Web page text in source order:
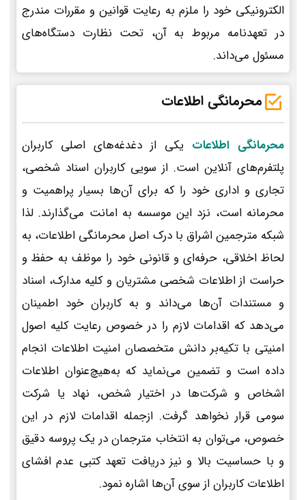
الکترونیکی خود را ملزم به رعایت قوانین و مقررات مندرج
در تعهدنامه مربوط به آن، تحت نظارت دستگاه‌های
مسئول می‌داند.
محرمانگی اطلاعات
محرمانگی اطلاعات یکی از دغدغه‌های اصلی کاربران
پلتفرم‌های آنلاین است. از سویی کاربران اسناد شخصی،
تجاری و اداری خود را که برای آن‌ها بسیار پراهمیت و
محرمانه است، نزد این موسسه به امانت می‌گذارند. لذا
شبکه مترجمین اشراق با درک اصل محرمانگی اطلاعات، به
لحاظ اخلاقی، حرفه‌ای و قانونی خود را موظف به حفظ و
حراست از اطلاعات شخصی مشتریان و کلیه مدارک، اسناد
و مستندات آن‌ها می‌داند و به کاربران خود اطمینان
می‌دهد که اقدامات لازم را در خصوص رعایت کلیه اصول
امنیتی با تکیه‌بر دانش متخصصان امنیت اطلاعات انجام
داده است و تضمین می‌نماید که به‌هیچ‌عنوان اطلاعات
اشخاص و شرکت‌ها در اختیار شخص، نهاد یا شرکت
سومی قرار نخواهد گرفت. ازجمله اقدامات لازم در این
خصوص، می‌توان به انتخاب مترجمان در یک پروسه دقیق
و با حساسیت بالا و نیز دریافت تعهد کتبی عدم افشای
اطلاعات کاربران از سوی آن‌ها اشاره نمود.